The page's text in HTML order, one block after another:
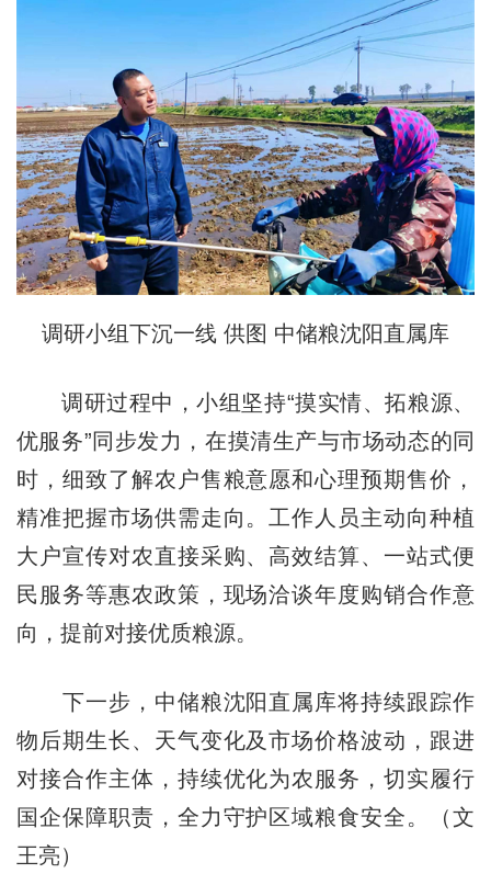
调研小组下沉一线 供图 中储粮沈阳直属库
调研过程中，小组坚持“摸实情、拓粮源、
优服务”同步发力，在摸清生产与市场动态的同
时，细致了解农户售粮意愿和心理预期售价，
精准把握市场供需走向。工作人员主动向种植
大户宣传对农直接采购、高效结算、一站式便
民服务等惠农政策，现场洽谈年度购销合作意
向，提前对接优质粮源。
下一步，中储粮沈阳直属库将持续跟踪作
物后期生长、天气变化及市场价格波动，跟进
对接合作主体，持续优化为农服务，切实履行
国企保障职责，全力守护区域粮食安全。（文
王亮）